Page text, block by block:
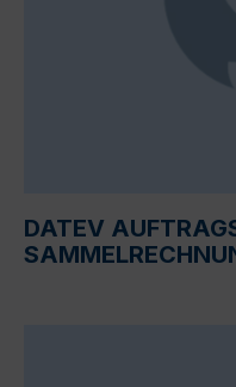
DATEV